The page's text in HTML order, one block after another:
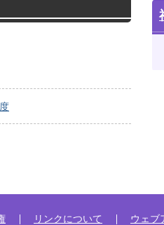
リンクについて ウェブ